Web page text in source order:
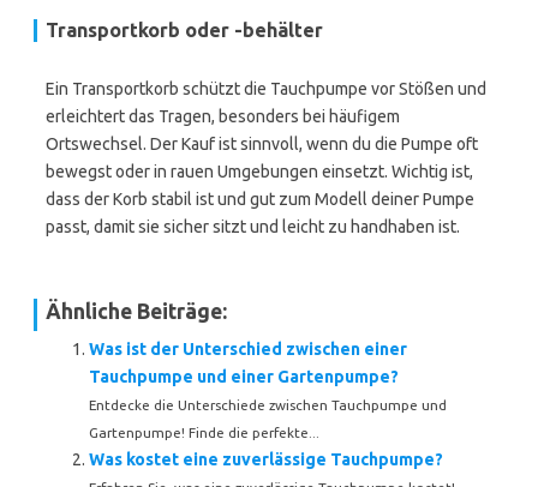
Transportkorb oder -behälter
Ein Transportkorb schützt die Tauchpumpe vor Stößen und
erleichtert das Tragen, besonders bei häufigem
Ortswechsel. Der Kauf ist sinnvoll, wenn du die Pumpe oft
bewegst oder in rauen Umgebungen einsetzt. Wichtig ist,
dass der Korb stabil ist und gut zum Modell deiner Pumpe
passt, damit sie sicher sitzt und leicht zu handhaben ist.
Ähnliche Beiträge:
Was ist der Unterschied zwischen einer
Tauchpumpe und einer Gartenpumpe?
Entdecke die Unterschiede zwischen Tauchpumpe und
Gartenpumpe! Finde die perfekte...
Was kostet eine zuverlässige Tauchpumpe?